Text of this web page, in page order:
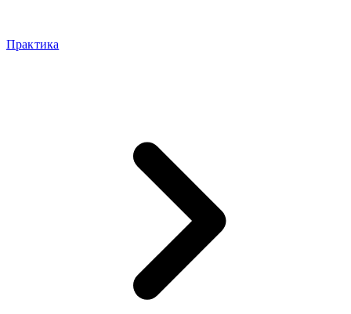
Практика